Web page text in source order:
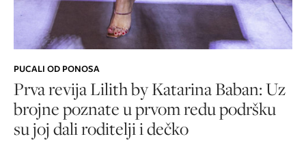
PUCALI OD PONOSA
Prva revija Lilith by Katarina Baban: Uz
brojne poznate u prvom redu podršku
su joj dali roditelji i dečko